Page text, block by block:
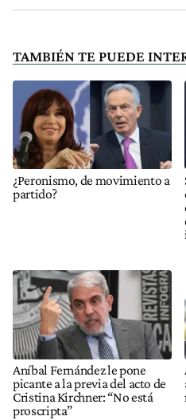
TAMBIÉN TE PUEDE
¿Peronismo, de movimiento a
partido?
Aníbal Fernández le pone
picante a la previa del acto de
Cristina Kirchner: “No está
proscripta”